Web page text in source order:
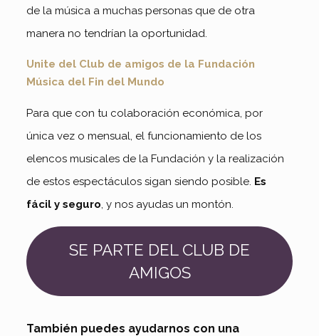
de la música a muchas personas que de otra
manera no tendrían la oportunidad.
Unite del Club de amigos de la Fundación
Música del Fin del Mundo
Para que con tu colaboración económica, por
única vez o mensual, el funcionamiento de los
elencos musicales de la Fundación y la realización
de estos espectáculos sigan siendo posible. Es
fácil y seguro, y nos ayudas un montón.
SE PARTE DEL CLUB DE
AMIGOS
También puedes ayudarnos con una